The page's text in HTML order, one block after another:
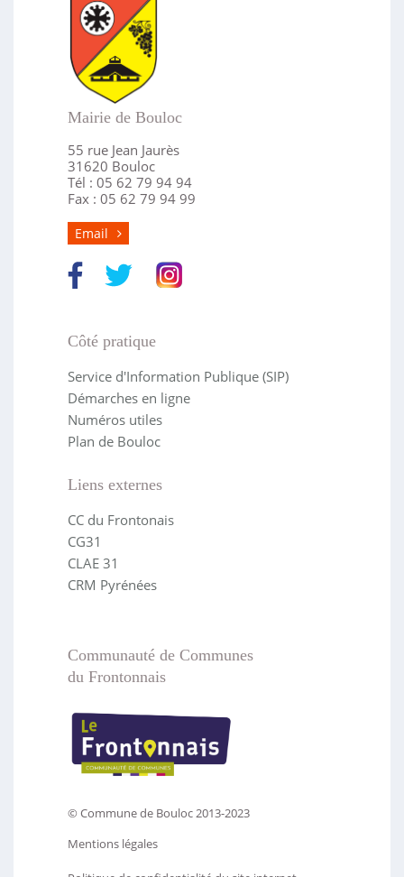
Mairie de Bouloc
55 rue Jean Jaurès
31620 Bouloc
Tél : 05 62 79 94 94
Fax : 05 62 79 94 99
Email
Côté pratique
Service d'Information Publique (SIP)
Démarches en ligne
Numéros utiles
Plan de Bouloc
Liens externes
CC du Frontonais
CG31
CLAE 31
CRM Pyrénées
Communauté de Communes
du Frontonnais
© Commune de Bouloc 2013-2023
Mentions légales